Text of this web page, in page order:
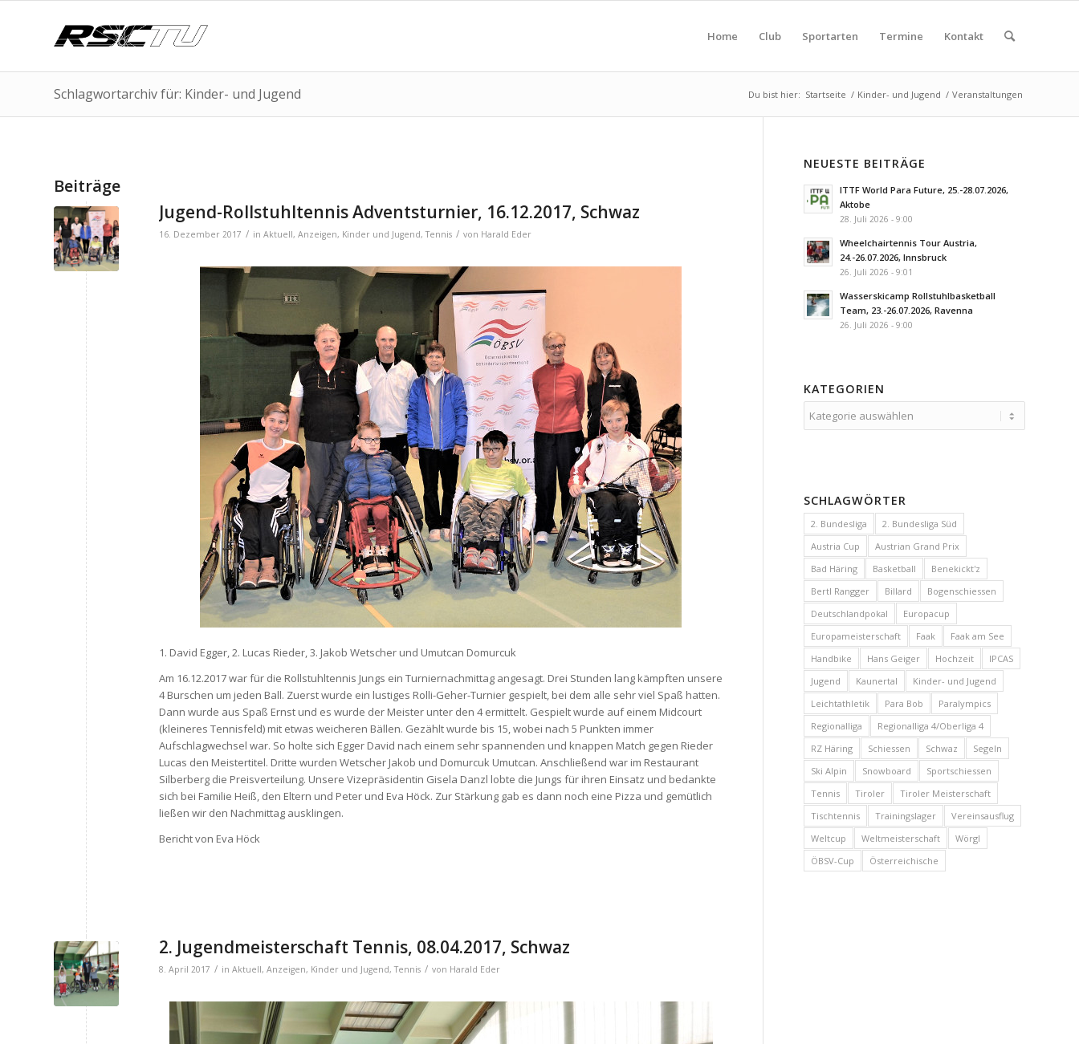
Home Club Sportarten Termine Kontakt
Schlagwortarchiv für: Kinder- und Jugend Du bist hier: Startseite / Kinder- und Jugend / Veranstaltungen
Beiträge
Jugend-Rollstuhltennis Adventsturnier, 16.12.2017, Schwaz
16. Dezember 2017 / in Aktuell, Anzeigen, Kinder und Jugend,Tennis / von Harald Eder
1. David Egger, 2. Lucas Rieder, 3. Jakob Wetscher und Umutcan Domurcuk
Am 16.12.2017 war für die Rollstuhltennis Jungs ein Turniernachmittag angesagt. Drei Stunden lang kämpften unsere
4 Burschen um jeden Ball. Zuerst wurde ein lustiges Rolli-Geher-Turnier gespielt, bei dem alle sehr viel Spaß hatten.
Dann wurde aus Spaß Ernst und es wurde der Meister unter den 4 ermittelt. Gespielt wurde auf einem Midcourt
(kleineres Tennisfeld) mit etwas weicheren Bällen. Gezählt wurde bis 15, wobei nach 5 Punkten immer
Aufschlagwechsel war. So holte sich Egger David nach einem sehr spannenden und knappen Match gegen Rieder
Lucas den Meistertitel. Dritte wurden Wetscher Jakob und Domurcuk Umutcan. Anschließend war im Restaurant
Silberberg die Preisverteilung. Unsere Vizepräsidentin Gisela Danzl lobte die Jungs für ihren Einsatz und bedankte
sich bei Familie Heiß, den Eltern und Peter und Eva Höck. Zur Stärkung gab es dann noch eine Pizza und gemütlich
ließen wir den Nachmittag ausklingen.
Bericht von Eva Höck
2. Jugendmeisterschaft Tennis, 08.04.2017, Schwaz
8. April 2017 / in Aktuell, Anzeigen, Kinder und Jugend,Tennis / von Harald Eder
NEUESTE BEITRÄGE
ITTF World Para Future, 25.-28.07.2026,
Aktobe
28. Juli 2026 - 9:00
Wheelchairtennis Tour Austria,
24.-26.07.2026, Innsbruck
26. Juli 2026 - 9:01
Wasserskicamp Rollstuhlbasketball
Team, 23.-26.07.2026, Ravenna
26. Juli 2026 - 9:00
KATEGORIEN
SCHLAGWÖRTER
2. Bundesliga
2. Bundesliga Süd
Austria Cup
Austrian Grand Prix
Bad Häring
Basketball
Benekickt'z
Bertl Rangger
Billard
Bogenschiessen
Deutschlandpokal
Europacup
Europameisterschaft
Faak
Faak am See
Handbike
Hans Geiger Hochzeit
IPCAS
Jugend
Kaunertal
Kinder- und Jugend
Leichtathletik
Para Bob
Paralympics
Regionalliga
Regionalliga 4/Oberliga 4
RZ Häring
Schiessen Schwaz
Segeln
Ski Alpin
Snowboard
Sportschiessen
Tennis
Tiroler
Tiroler Meisterschaft
Tischtennis
Trainingslager
Vereinsausflug
Weltcup
Weltmeisterschaft
Wörgl
ÖBSV-Cup
Österreichische